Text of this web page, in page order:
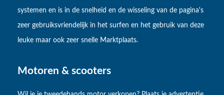
systemen en is in de snelheid en de wisseling van de pagina's
zeer gebruiksvriendelijk in het surfen en het gebruik van deze
leuke maar ook zeer snelle Marktplaats.
Motoren & scooters